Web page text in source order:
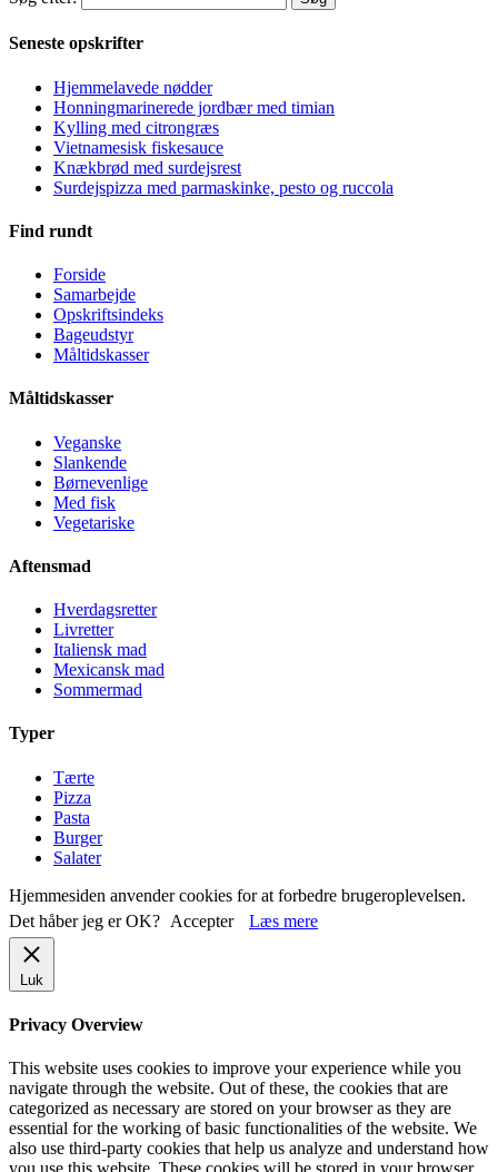
Seneste opskrifter
Hjemmelavede nødder
Honningmarinerede jordbær med timian
Kylling med citrongræs
Vietnamesisk fiskesauce
Knækbrød med surdejsrest
Surdejspizza med parmaskinke, pesto og ruccola
Find rundt
Forside
Samarbejde
Opskriftsindeks
Bageudstyr
Måltidskasser
Måltidskasser
Veganske
Slankende
Børnevenlige
Med fisk
Vegetariske
Aftensmad
Hverdagsretter
Livretter
Italiensk mad
Mexicansk mad
Sommermad
Typer
Tærte
Pizza
Pasta
Burger
Salater
Hjemmesiden anvender cookies for at forbedre brugeroplevelsen.
Det håber jeg er OK? Accepter Læs mere
Luk
Privacy Overview
This website uses cookies to improve your experience while you
navigate through the website. Out of these, the cookies that are
categorized as necessary are stored on your browser as they are
essential for the working of basic functionalities of the website. We
also use third-party cookies that help us analyze and understand how